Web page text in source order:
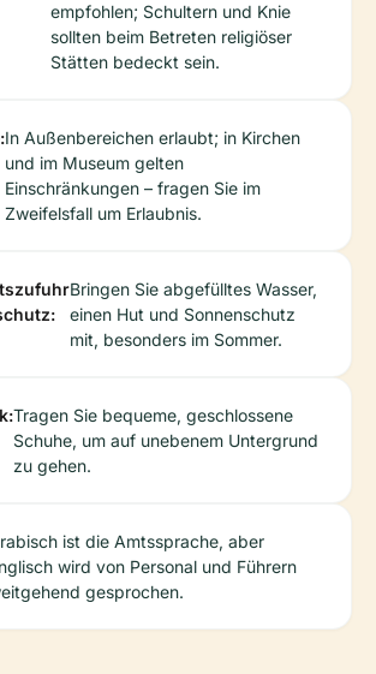
empfohlen; Schultern und Knie
sollten beim Betreten religiöser
Stätten bedeckt sein.
In Außenbereichen erlaubt; in Kirchen
und im Museum gelten
Einschränkungen – fragen Sie im
Zweifelsfall um Erlaubnis.
Bringen Sie abgefülltes Wasser,
einen Hut und Sonnenschutz
mit, besonders im Sommer.
Tragen Sie bequeme, geschlossene
Schuhe, um auf unebenem Untergrund
zu gehen.
ist die Amtssprache, aber
wird von Personal und Führern
gesprochen.